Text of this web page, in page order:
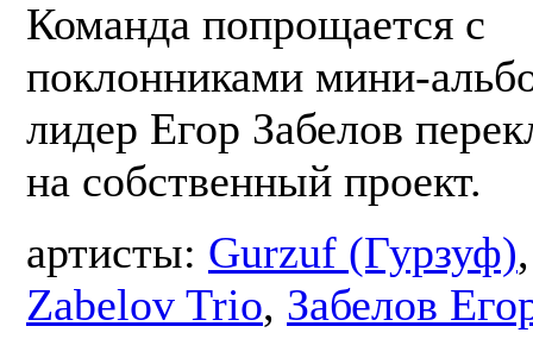
Команда попрощается с
поклонниками мини-
лидер Егор Забелов
на собственный проект.
артисты: Gurzuf (Гурзуф)
Zabelov Trio, Забелов